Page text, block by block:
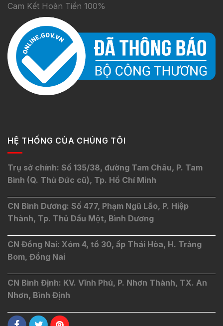
Cam Kết Hoàn Tiền 100%
HỆ THỐNG CỦA CHÚNG TÔI
Trụ sở chính: Số 135/38, đường Tam Châu, P. Tam
Bình (Q. Thủ Đức cũ), Tp. Hồ Chí Minh
CN Bình Dương: Số 477, Phạm Ngũ Lão, P. Hiệp
Thành, Tp. Thủ Dầu Một, Bình Dương
CN Đồng Nai: Xóm 4, tổ 30, ấp Thái Hòa, H. Trảng
Bom, Đồng Nai
CN Bình Định: KV. Vĩnh Phú, P. Nhơn Thành, TX. An
Nhơn, Bình Định